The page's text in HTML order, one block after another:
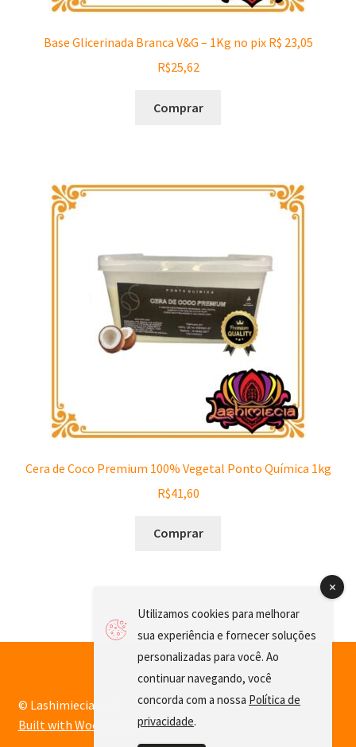
Base Glicerinada Branca V&G – 1Kg no pix R$ 23,05
R$25,62
Comprar
Cera de Coco Premium 100% Vegetal Ponto Química 1kg
R$41,60
Comprar
© Lashimiecia 2026
Built with WooCommerce.
Utilizamos cookies para melhorar
sua experiência e fornecer soluções
personalizadas para você. Ao
continuar navegando, você
concorda com a nossa Política de
privacidade.